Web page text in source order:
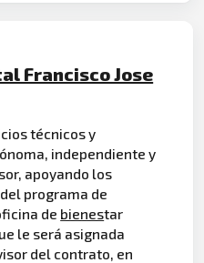
Francisco Jose
técnicos y
independiente y
apoyando los
programa de
de bienestar
le será asignada
del contrato, en